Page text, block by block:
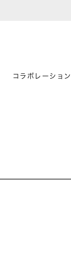
コラボレーション